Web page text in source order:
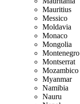
Mauritius
Messico
Moldavia
Monaco
Mongolia
Montenegro
Montserrat
Mozambico
Myanmar
Namibia
Nauru